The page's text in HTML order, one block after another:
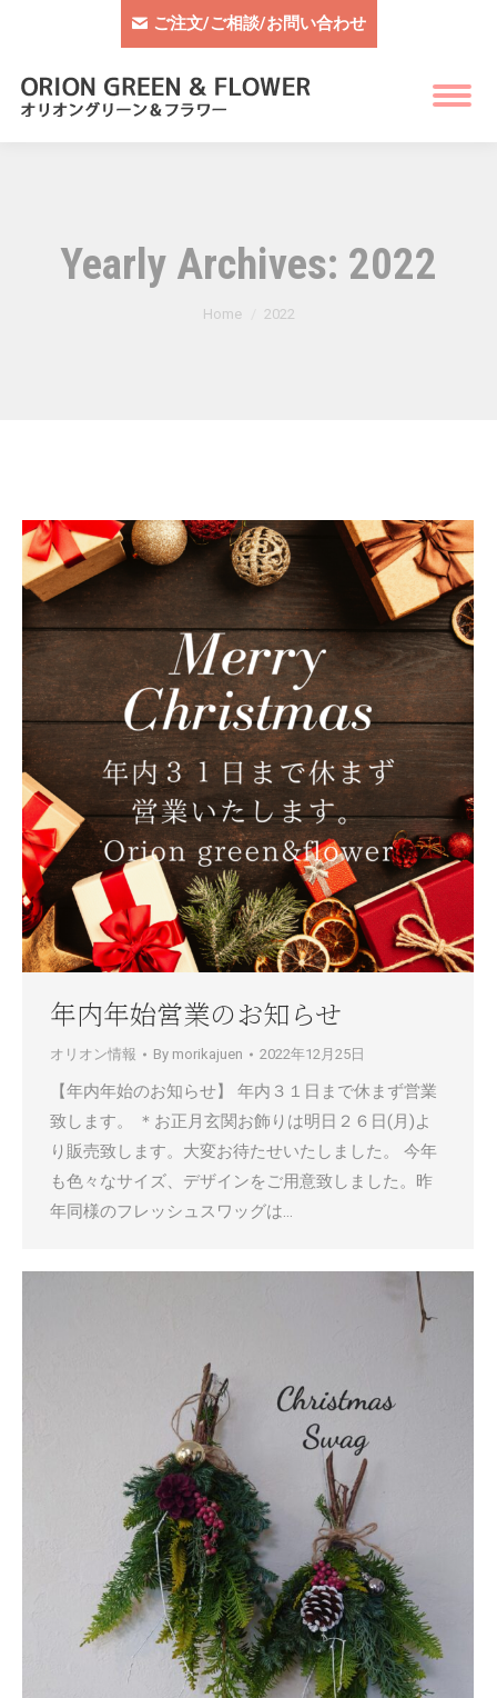
ご注文/ご相談/お問い合わせ
Yearly Archives: 2022
You are here:
Home 2022
年内年始営業のお知らせ
オリオン情報 By morikajuen 2022年12月25日
【年内年始のお知らせ】 年内３１日まで休まず営業
致します。 ＊お正月玄関お飾りは明日２６日(月)よ
り販売致します。大変お待たせいたしました。 今年
も色々なサイズ、デザインをご用意致しました。昨
年同様のフレッシュスワッグは…